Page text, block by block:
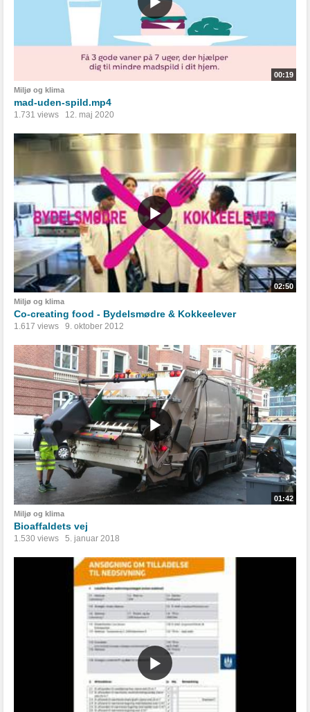
00:19
Miljø og klima
mad-uden-spild.mp4
1.731 views 12. maj 2020
02:50
Miljø og klima
Co-creating food - Bydelsmødre & Kokkeelever
1.617 views 9. oktober 2012
01:42
Miljø og klima
Bioaffaldets vej
1.530 views 5. januar 2018